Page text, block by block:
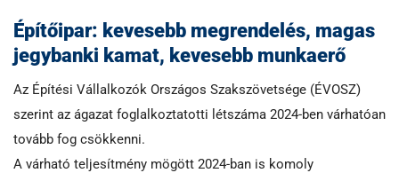
Építőipar: kevesebb megrendelés, magas
jegybanki kamat, kevesebb munkaerő
Az Építési Vállalkozók Országos Szakszövetsége (ÉVOSZ)
szerint az ágazat foglalkoztatotti létszáma 2024-ben várhatóan
tovább fog csökkenni.
A várható teljesítmény mögött 2024-ban is komoly